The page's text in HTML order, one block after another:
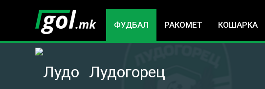
ФУДБАЛ РАКОМЕТ КОШАРКА
Лудогорец